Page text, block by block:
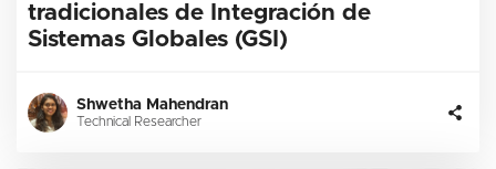
tradicionales de Integración de
Sistemas Globales (GSI)
Shwetha Mahendran
Technical Researcher